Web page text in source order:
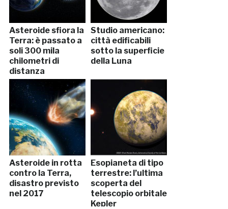
Asteroide sfiora la
Terra: è passato a
soli 300 mila
chilometri di
distanza
Studio americano:
città edificabili
sotto la superficie
della Luna
Asteroide in rotta
contro la Terra,
disastro previsto
nel 2017
Esopianeta di tipo
terrestre: l’ultima
scoperta del
telescopio orbitale
Kepler